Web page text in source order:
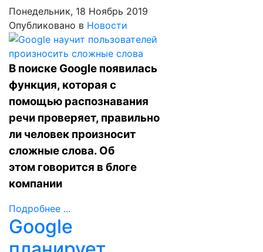
Понедельник, 18 Ноябрь 2019
Опубликовано в Новости
В поиске Google появилась
функция, которая с
помощью распознавания
речи проверяет, правильно
ли человек произносит
сложные слова. Об
этом говорится в блоге
компании
Подробнее ...
Google